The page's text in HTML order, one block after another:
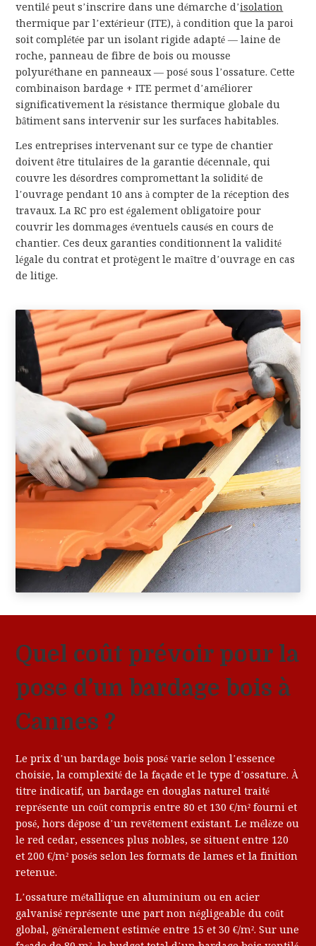
ventilé peut s’inscrire dans une démarche d’isolation
thermique par l’extérieur (ITE), à condition que la paroi
soit complétée par un isolant rigide adapté — laine de
roche, panneau de fibre de bois ou mousse
polyuréthane en panneaux — posé sous l’ossature. Cette
combinaison bardage + ITE permet d’améliorer
significativement la résistance thermique globale du
bâtiment sans intervenir sur les surfaces habitables.
Les entreprises intervenant sur ce type de chantier
doivent être titulaires de la garantie décennale, qui
couvre les désordres compromettant la solidité de
l’ouvrage pendant 10 ans à compter de la réception des
travaux. La RC pro est également obligatoire pour
couvrir les dommages éventuels causés en cours de
chantier. Ces deux garanties conditionnent la validité
légale du contrat et protègent le maître d’ouvrage en cas
de litige.
Quel coût prévoir pour la
pose d’un bardage bois à
Cannes ?
Le prix d’un bardage bois posé varie selon l’essence
choisie, la complexité de la façade et le type d’ossature. À
titre indicatif, un bardage en douglas naturel traité
représente un coût compris entre 80 et 130 €/m² fourni et
posé, hors dépose d’un revêtement existant. Le mélèze ou
le red cedar, essences plus nobles, se situent entre 120
et 200 €/m² posés selon les formats de lames et la finition
retenue.
L’ossature métallique en aluminium ou en acier
galvanisé représente une part non négligeable du coût
global, généralement estimée entre 15 et 30 €/m². Sur une